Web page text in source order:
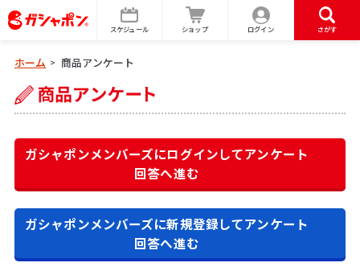
スケジュール ショップ ログイン さがす
ホーム > 商品アンケート
ガシャポンメンバーズにログインしてアンケート
回答へ進む
ガシャポンメンバーズに新規登録してアンケート
回答へ進む